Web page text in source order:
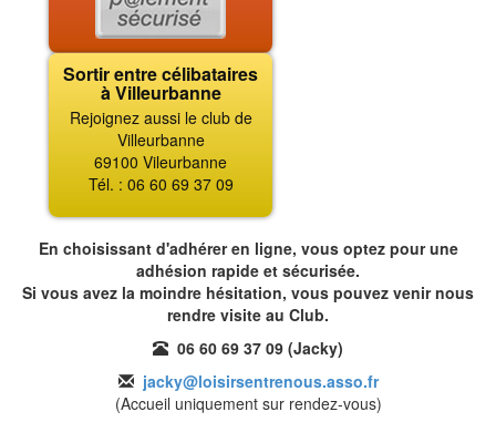
Sortir entre célibataires
à Villeurbanne
Rejoignez aussi le club de
Villeurbanne
69100 Vileurbanne
Tél. : 06 60 69 37 09
En choisissant d'adhérer en ligne, vous optez pour une
adhésion rapide et sécurisée.
Si vous avez la moindre hésitation, vous pouvez venir nous
rendre visite au Club.
06 60 69 37 09 (Jacky)
jacky@loisirsentrenous.asso.fr
(Accueil uniquement sur rendez-vous)